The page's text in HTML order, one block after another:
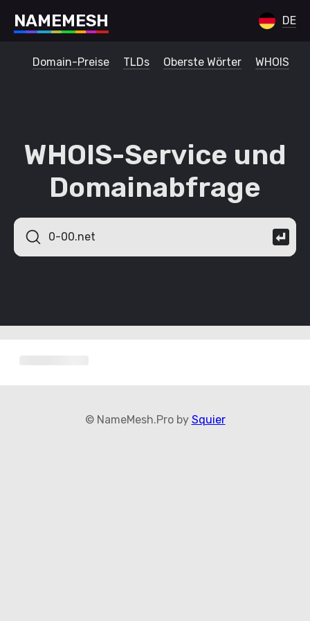
NAMEMESH DE
Domain-Preise TLDs Oberste Wörter WHOIS
WHOIS-Service und
Domainabfrage
© NameMesh.Pro by Squier